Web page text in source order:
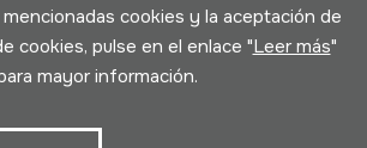
cookies y la aceptación de
cookies, pulse en el enlace "Leer más"
mayor información.